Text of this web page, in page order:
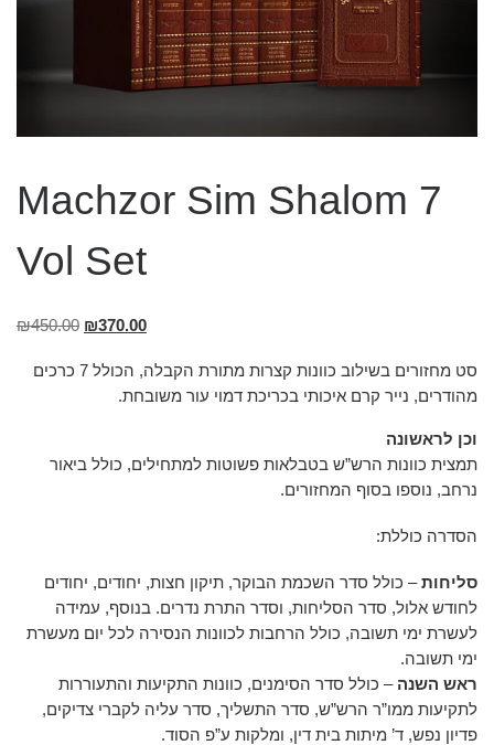
Machzor Sim Shalom 7
Vol Set
₪450.00 ₪370.00
סט מחזורים בשילוב כוונות קצרות מתורת הקבלה, הכולל 7 כרכים
מהודרים, נייר קרם איכותי בכריכת דמוי עור משובחת.
וכן לראשונה
תמצית כוונות הרש”ש בטבלאות פשוטות למתחילים, כולל ביאור
נרחב, נוספו בסוף המחזורים.
הסדרה כוללת:
סליחות– כולל סדר השכמת הבוקר, תיקון חצות, יחודים, יחודים
לחודש אלול, סדר הסליחות, וסדר התרת נדרים. בנוסף, עמידה
לעשרת ימי תשובה, כולל הרחבות לכוונות הנסירה לכל יום מעשרת
ימי תשובה.
ראש השנה – כולל סדר הסימנים, כוונות התקיעות והתעוררות
לתקיעות ממו”ר הרש”ש, סדר התשליך, סדר עליה לקברי צדיקים,
פדיון נפש, ד’ מיתות בית דין, ומלקות ע”פ הסוד.